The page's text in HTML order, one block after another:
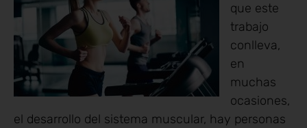
que este
trabajo
conlleva,
en
muchas
ocasiones,
el desarrollo del sistema muscular, hay personas